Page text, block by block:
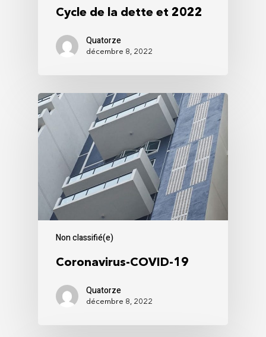
Cycle de la dette et 2022
Quatorze
décembre 8, 2022
Non classifié(e)
Coronavirus-COVID-19
Quatorze
décembre 8, 2022